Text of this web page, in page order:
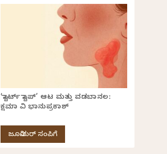
‘ಸ್ಟಾರ್ಟ್ ಸ್ಟಾಪ್’ ಆಟ ಮತ್ತು ವಡಬಾನಲ:
ಕ್ಷಮಾ ವಿ ಭಾನುಪ್ರಕಾಶ್
ಜೂನಿಯರ್ ಸಂಪಿಗೆ